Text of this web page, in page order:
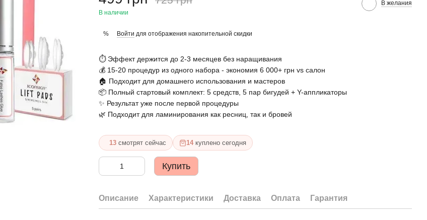
В наличии
В желания
% Войти для отображения накопительной скидки
⏱ Эффект держится до 2-3 месяцев без наращивания
💰 15-20 процедур из одного набора - экономия 6 000+ грн vs салон
🏠 Подходит для домашнего использования и мастеров
📦 Полный стартовый комплект: 5 средств, 5 пар бигудей + Y-аппликаторы
✨ Результат уже после первой процедуры
🌿 Подходит для ламинирования как ресниц, так и бровей
13 смотрят сейчас 14 куплено сегодня
Купить
Описание Характеристики Доставка Оплата Гарантия